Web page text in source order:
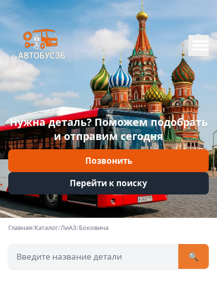
Нужна деталь? Поможем подобрать
и отправим сегодня
Позвонить
Перейти к поиску
Меню
Главная
Каталог
Марки
Информация
Главная/Каталог/ЛиАЗ/Боковина
🔍